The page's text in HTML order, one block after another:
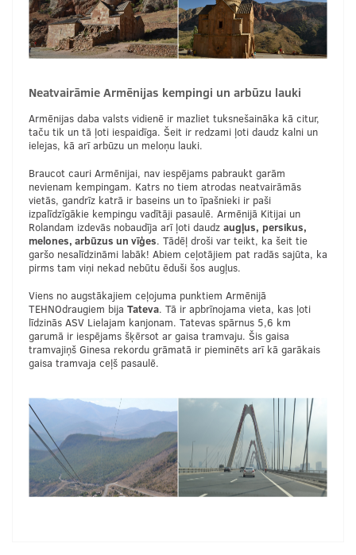
Neatvairāmie Armēnijas kempingi un arbūzu lauki
Armēnijas daba valsts vidienē ir mazliet tuksnešaināka kā citur,
taču tik un tā ļoti iespaidīga. Šeit ir redzami ļoti daudz kalni un
ielejas, kā arī arbūzu un meloņu lauki.
Braucot cauri Armēnijai, nav iespējams pabraukt garām
nevienam kempingam. Katrs no tiem atrodas neatvairāmās
vietās, gandrīz katrā ir baseins un to īpašnieki ir paši
izpalīdzīgākie kempingu vadītāji pasaulē. Armēnijā Kitijai un
Rolandam izdevās nobaudīja arī ļoti daudz augļus, persikus,
melones, arbūzus un vīģes. Tādēļ droši var teikt, ka šeit tie
garšo nesalīdzināmi labāk! Abiem ceļotājiem pat radās sajūta, ka
pirms tam viņi nekad nebūtu ēduši šos augļus.
Viens no augstākajiem ceļojuma punktiem Armēnijā
TEHNOdraugiem bija Tateva. Tā ir apbrīnojama vieta, kas ļoti
līdzinās ASV Lielajam kanjonam. Tatevas spārnus 5,6 km
garumā ir iespējams šķērsot ar gaisa tramvaju. Šis gaisa
tramvajiņš Ginesa rekordu grāmatā ir pieminēts arī kā garākais
gaisa tramvaja ceļš pasaulē.